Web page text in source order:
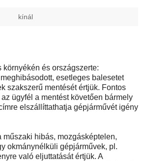
kínál
környékén és országszerte:
esetleges balesetet
szakszerű mentését értjük. Fontos
ügyfél a mentést követően bármely
elszállíttathatja gépjárművét igény
műszaki hibás, mozgásképtelen,
okmánynélküli gépjárművek, pl.
való eljuttatását értjük. A